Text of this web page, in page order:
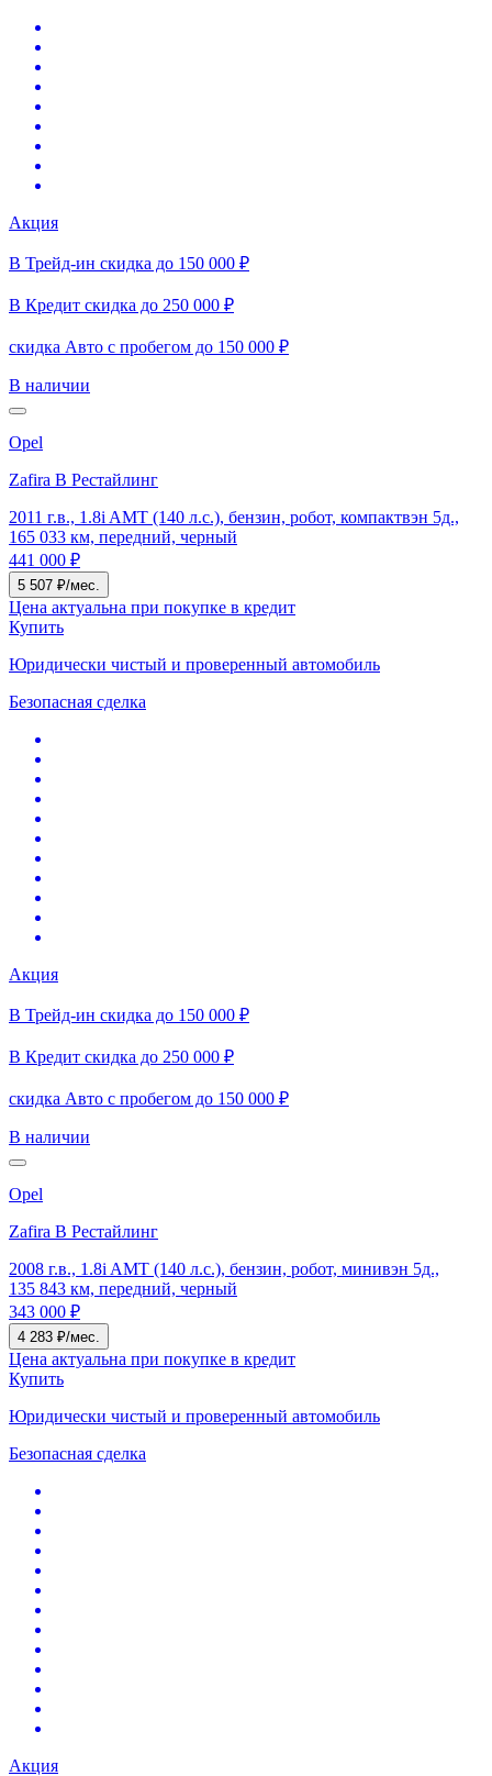
Акция
В Трейд-ин скидка до 150 000 ₽
В Кредит скидка до 250 000 ₽
скидка Авто с пробегом до 150 000 ₽
В наличии
Opel
Zafira B Рестайлинг
2011 г.в., 1.8i AMT (140 л.с.), бензин, робот, компактвэн 5д.,
165 033 км, передний, черный
441 000 ₽
5 507 ₽/мес.
Цена актуальна при покупке в кредит
Купить
Юридически чистый и проверенный автомобиль
Безопасная сделка
Акция
В Трейд-ин скидка до 150 000 ₽
В Кредит скидка до 250 000 ₽
скидка Авто с пробегом до 150 000 ₽
В наличии
Opel
Zafira B Рестайлинг
2008 г.в., 1.8i AMT (140 л.с.), бензин, робот, минивэн 5д.,
135 843 км, передний, черный
343 000 ₽
4 283 ₽/мес.
Цена актуальна при покупке в кредит
Купить
Юридически чистый и проверенный автомобиль
Безопасная сделка
Акция